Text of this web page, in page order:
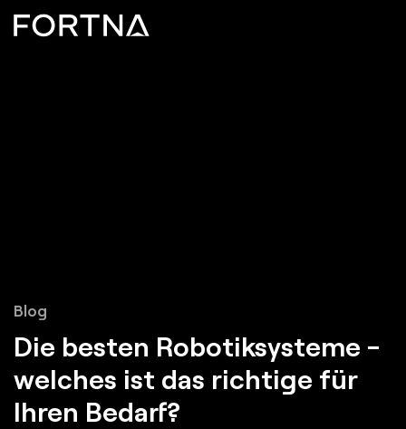
Blog
Die besten Robotiksysteme -
welches ist das richtige für
Ihren Bedarf?